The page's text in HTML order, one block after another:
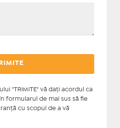
"TRIMITE" vă daţi acordul ca
formularul de mai sus să fie
cu scopul de a vă